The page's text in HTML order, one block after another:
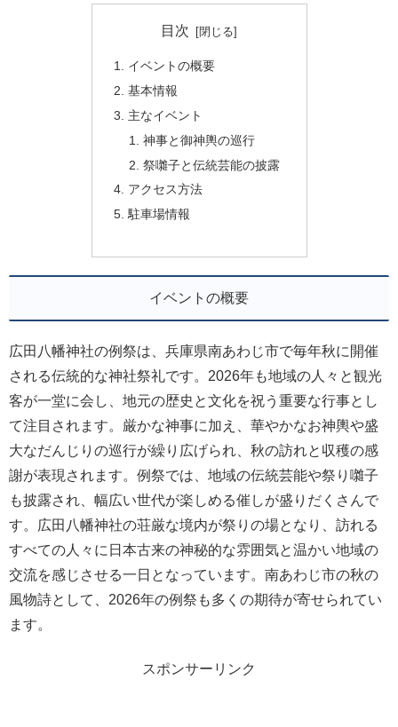
目次
イベントの概要
基本情報
主なイベント
神事と御神輿の巡行
祭囃子と伝統芸能の披露
アクセス方法
駐車場情報
イベントの概要
広田八幡神社の例祭は、兵庫県南あわじ市で毎年秋に開催
される伝統的な神社祭礼です。2026年も地域の人々と観光
客が一堂に会し、地元の歴史と文化を祝う重要な行事とし
て注目されます。厳かな神事に加え、華やかなお神輿や盛
大なだんじりの巡行が繰り広げられ、秋の訪れと収穫の感
謝が表現されます。例祭では、地域の伝統芸能や祭り囃子
も披露され、幅広い世代が楽しめる催しが盛りだくさんで
す。広田八幡神社の荘厳な境内が祭りの場となり、訪れる
すべての人々に日本古来の神秘的な雰囲気と温かい地域の
交流を感じさせる一日となっています。南あわじ市の秋の
風物詩として、2026年の例祭も多くの期待が寄せられてい
ます。
スポンサーリンク